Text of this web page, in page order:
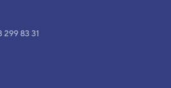
83 31